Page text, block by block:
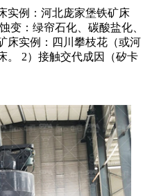
实例：河北庞家堡铁矿床
变：绿帘石化、碳酸盐化、
床实例：四川攀枝花（或河
。 2）接触交代成因（矽卡